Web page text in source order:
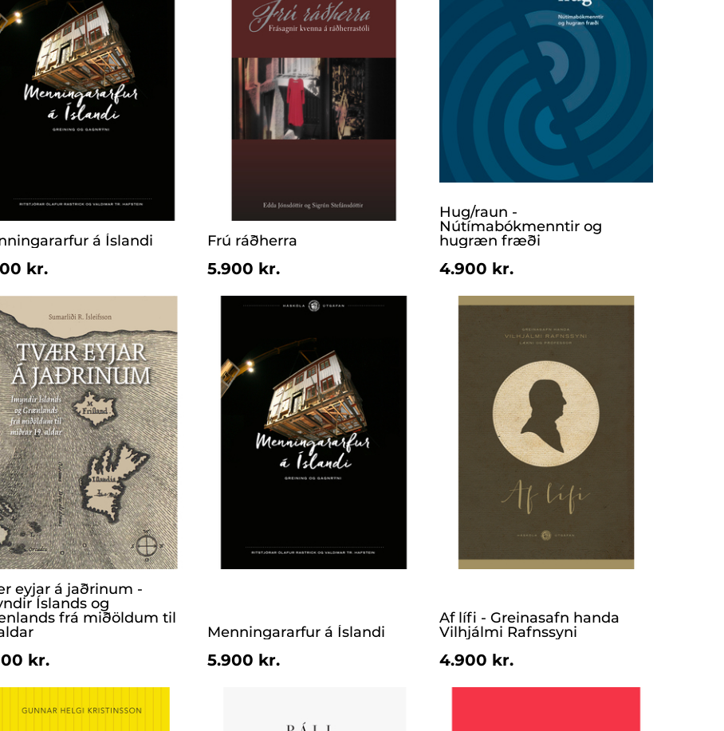
á Íslandi
kr.
Frú ráðherra
5.900 kr.
Hug/raun -
Nútímabókmenntir og
hugræn fræði
4.900 kr.
eyjar á jaðrinum -
Íslands og
frá miðöldum til
kr.
Menningararfur á Íslandi
5.900 kr.
Af lífi - Greinasafn handa
Vilhjálmi Rafnssyni
4.900 kr.